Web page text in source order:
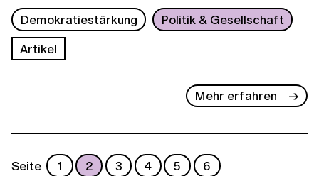
Demokratiestärkung
Politik & Gesellschaft
Artikel
Mehr erfahren
Seite 1 2 3 4 5 6